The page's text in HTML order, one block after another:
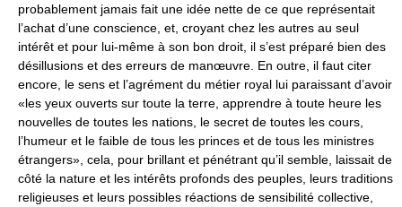
probablement jamais fait une idée nette de ce que représentait
l’achat d’une conscience, et, croyant chez les autres au seul
intérêt et pour lui-même à son bon droit, il s’est préparé bien des
désillusions et des erreurs de manœuvre. En outre, il faut citer
encore, le sens et l’agrément du métier royal lui paraissant d’avoir
«les yeux ouverts sur toute la terre, apprendre à toute heure les
nouvelles de toutes les nations, le secret de toutes les cours,
l’humeur et le faible de tous les princes et de tous les ministres
étrangers», cela, pour brillant et pénétrant qu’il semble, laissait de
côté la nature et les intérêts profonds des peuples, leurs traditions
religieuses et leurs possibles réactions de sensibilité collective,